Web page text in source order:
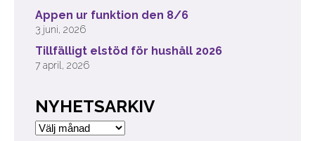
Appen ur funktion den 8/6
3 juni, 2026
Tillfälligt elstöd för hushåll 2026
7 april, 2026
NYHETSARKIV
Nyhetsarkiv